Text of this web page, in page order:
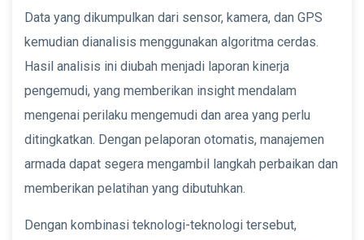
Data yang dikumpulkan dari sensor, kamera, dan GPS
kemudian dianalisis menggunakan algoritma cerdas.
Hasil analisis ini diubah menjadi laporan kinerja
pengemudi, yang memberikan insight mendalam
mengenai perilaku mengemudi dan area yang perlu
ditingkatkan. Dengan pelaporan otomatis, manajemen
armada dapat segera mengambil langkah perbaikan dan
memberikan pelatihan yang dibutuhkan.
Dengan kombinasi teknologi-teknologi tersebut,